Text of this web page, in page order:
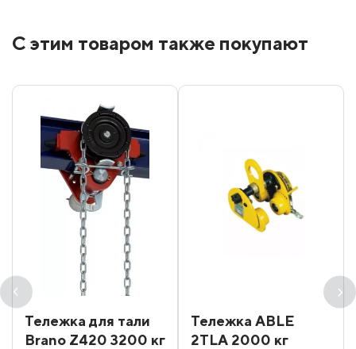
С этим товаром также покупают
Тележка для тали
Brano Z420 3200 кг
Тележка ABLE
2ТLA 2000 кг